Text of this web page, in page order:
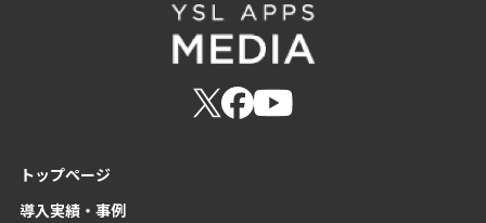
トップページ
導入実績・事例